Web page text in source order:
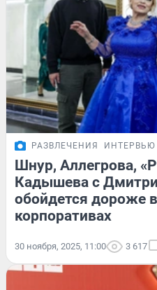
РАЗВЛЕЧЕНИЯ ИНТЕРВЬЮ
Шнур, Аллегрова,
Кадышева с
обойдется дороже
корпоративах
30 ноября, 2025, 11:00 3 617